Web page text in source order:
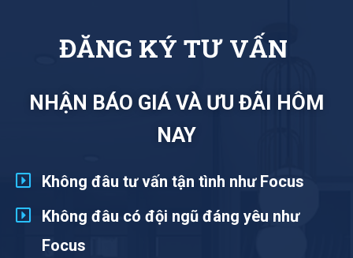
NHẬN BÁO GIÁ VÀ ƯU ĐÃI HÔM
NAY
Không đâu tư vấn tận tình như Focus
Không đâu có đội ngũ đáng yêu như
Focus